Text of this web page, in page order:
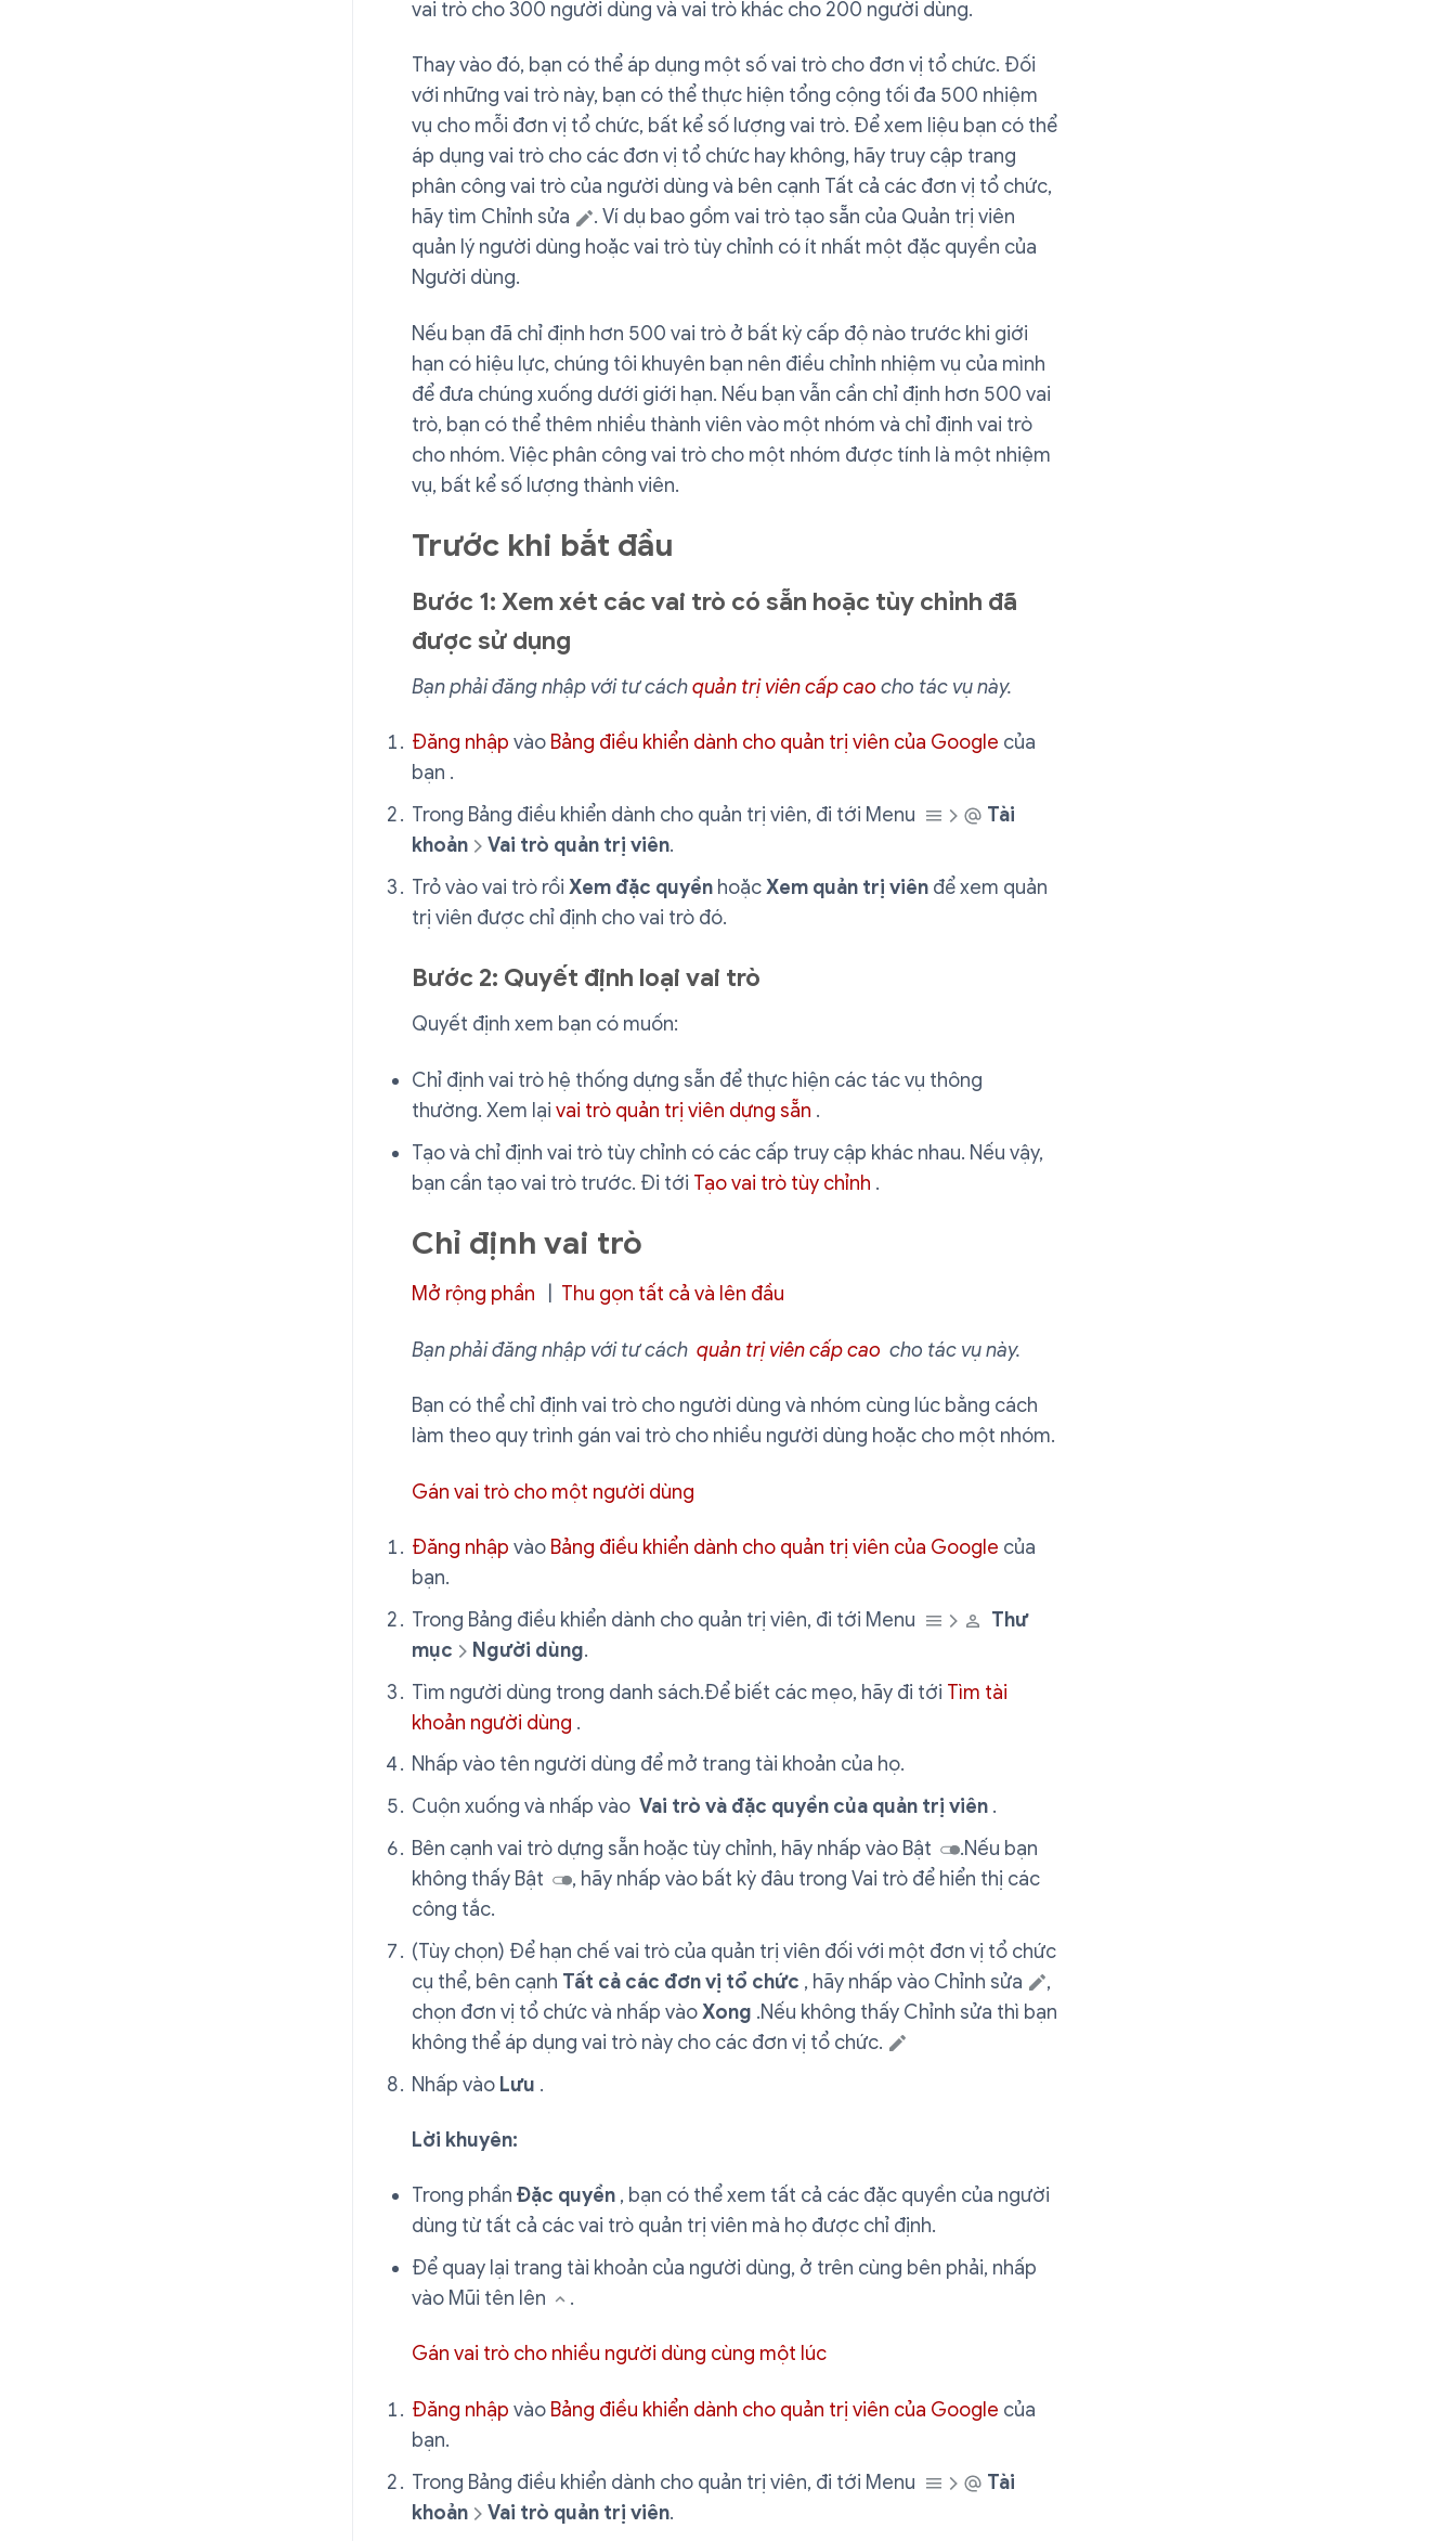
vai trò cho 300 người dùng và vai trò khác cho 200 người dùng.
Thay vào đó, bạn có thể áp dụng một số vai trò cho đơn vị tổ chức. Đối
với những vai trò này, bạn có thể thực hiện tổng cộng tối đa 500 nhiệm
vụ cho mỗi đơn vị tổ chức, bất kể số lượng vai trò. Để xem liệu bạn có thể
áp dụng vai trò cho các đơn vị tổ chức hay không, hãy truy cập trang
phân công vai trò của người dùng và bên cạnh Tất cả các đơn vị tổ chức,
hãy tìm Chỉnh sửa
. Ví dụ bao gồm vai trò tạo sẵn của Quản trị viên
quản lý người dùng hoặc vai trò tùy chỉnh có ít nhất một đặc quyền của
Người dùng.
Nếu bạn đã chỉ định hơn 500 vai trò ở bất kỳ cấp độ nào trước khi giới
hạn có hiệu lực, chúng tôi khuyên bạn nên điều chỉnh nhiệm vụ của mình
để đưa chúng xuống dưới giới hạn. Nếu bạn vẫn cần chỉ định hơn 500 vai
trò, bạn có thể thêm nhiều thành viên vào một nhóm và chỉ định vai trò
cho nhóm. Việc phân công vai trò cho một nhóm được tính là một nhiệm
vụ, bất kể số lượng thành viên.
Trước khi bắt đầu
Bước 1: Xem xét các vai trò có sẵn hoặc tùy chỉnh đã
được sử dụng
Bạn phải đăng nhập với tư cáchquản trị viên cấp cao cho tác vụ này.
Đăng nhập vào Bảng điều khiển dành cho quản trị viên của Google của
bạn .
Trong Bảng điều khiển dành cho quản trị viên, đi tới Menu
Tài
khoản
Vai trò quản trị viên.
Trỏ vào vai trò rồi Xem đặc quyềnhoặcXem quản trị viênđể xem quản
trị viên được chỉ định cho vai trò đó.
Bước 2: Quyết định loại vai trò
Quyết định xem bạn có muốn:
Chỉ định vai trò hệ thống dựng sẵn để thực hiện các tác vụ thông
thường. Xem lại vai trò quản trị viên dựng sẵn .
Tạo và chỉ định vai trò tùy chỉnh có các cấp truy cập khác nhau. Nếu vậy,
bạn cần tạo vai trò trước. Đi tới Tạo vai trò tùy chỉnh .
Chỉ định vai trò
Mở rộng phần Thu gọn tất cả và lên đầu
Bạn phải đăng nhập với tư cách quản trị viên cấp cao cho tác vụ này.
Bạn có thể chỉ định vai trò cho người dùng và nhóm cùng lúc bằng cách
làm theo quy trình gán vai trò cho nhiều người dùng hoặc cho một nhóm.
Gán vai trò cho một người dùng
Đăng nhập vào Bảng điều khiển dành cho quản trị viên của Google của
bạn.
Trong Bảng điều khiển dành cho quản trị viên, đi tới Menu
Thư
mục
Người dùng.
Tìm người dùng trong danh sách.Để biết các mẹo, hãy đi tới Tìm tài
khoản người dùng .
Nhấp vào tên người dùng để mở trang tài khoản của họ.
Cuộn xuống và nhấp vào Vai trò và đặc quyền của quản trị viên.
Bên cạnh vai trò dựng sẵn hoặc tùy chỉnh, hãy nhấp vào Bật
.Nếu bạn
không thấy Bật
, hãy nhấp vào bất kỳ đâu trong Vai trò để hiển thị các
công tắc.
(Tùy chọn) Để hạn chế vai trò của quản trị viên đối với một đơn vị tổ chức
cụ thể, bên cạnh Tất cả các đơn vị tổ chức , hãy nhấp vào Chỉnh sửa
,
chọn đơn vị tổ chức và nhấp vàoXong .Nếu không thấy Chỉnh sửa thì bạn
không thể áp dụng vai trò này cho các đơn vị tổ chức.
Nhấp vào Lưu .
Lời khuyên:
Trong phần Đặc quyền, bạn có thể xem tất cả các đặc quyền của người
dùng từ tất cả các vai trò quản trị viên mà họ được chỉ định.
Để quay lại trang tài khoản của người dùng, ở trên cùng bên phải, nhấp
vào Mũi tên lên
.
Gán vai trò cho nhiều người dùng cùng một lúc
Đăng nhập vào Bảng điều khiển dành cho quản trị viên của Google của
bạn.
Trong Bảng điều khiển dành cho quản trị viên, đi tới Menu
Tài
khoản
Vai trò quản trị viên.